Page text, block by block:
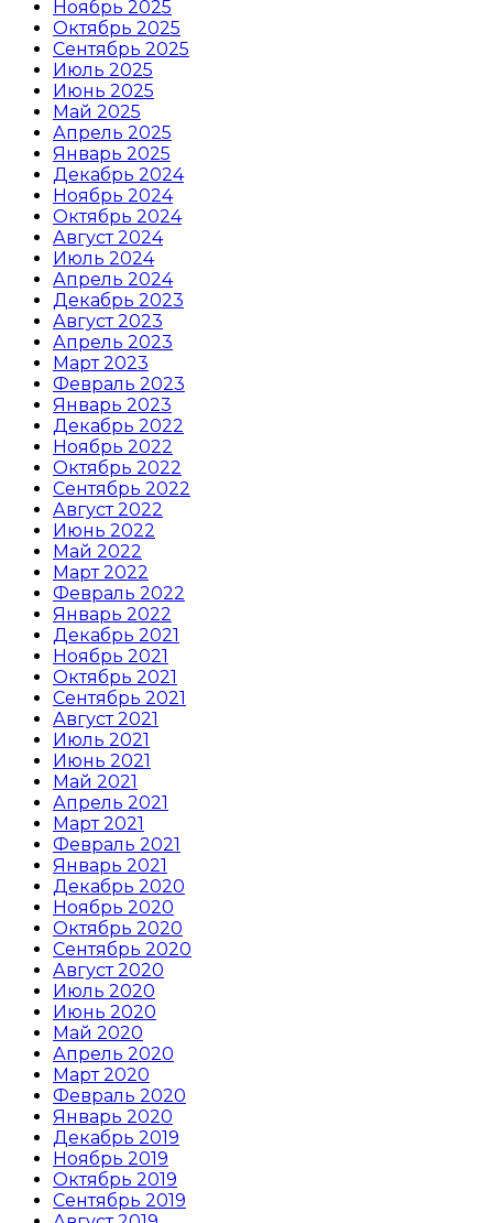
Ноябрь 2025
Октябрь 2025
Сентябрь 2025
Июль 2025
Июнь 2025
Май 2025
Апрель 2025
Январь 2025
Декабрь 2024
Ноябрь 2024
Октябрь 2024
Август 2024
Июль 2024
Апрель 2024
Декабрь 2023
Август 2023
Апрель 2023
Март 2023
Февраль 2023
Январь 2023
Декабрь 2022
Ноябрь 2022
Октябрь 2022
Сентябрь 2022
Август 2022
Июнь 2022
Май 2022
Март 2022
Февраль 2022
Январь 2022
Декабрь 2021
Ноябрь 2021
Октябрь 2021
Сентябрь 2021
Август 2021
Июль 2021
Июнь 2021
Май 2021
Апрель 2021
Март 2021
Февраль 2021
Январь 2021
Декабрь 2020
Ноябрь 2020
Октябрь 2020
Сентябрь 2020
Август 2020
Июль 2020
Июнь 2020
Май 2020
Апрель 2020
Март 2020
Февраль 2020
Январь 2020
Декабрь 2019
Ноябрь 2019
Октябрь 2019
Сентябрь 2019